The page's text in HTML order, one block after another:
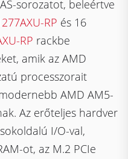
sorozatot, beleértve
RP és 16
RP rackbe
amik az AMD
processzorait
AMD AM5-
Az erőteljes hardver
I/O-val,
ot, az M.2 PCIe